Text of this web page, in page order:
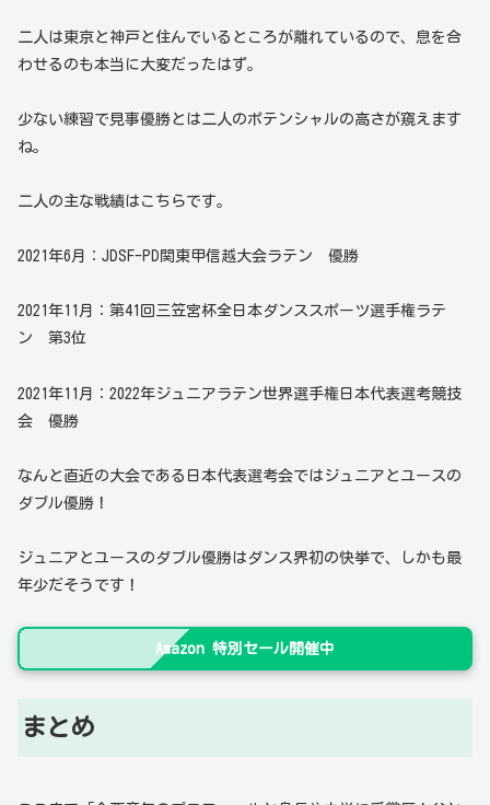
二人は東京と神戸と住んでいるところが離れているので、息を合
わせるのも本当に大変だったはず。
少ない練習で見事優勝とは二人のポテンシャルの高さが窺えます
ね。
二人の主な戦績はこちらです。
2021年6月：JDSF-PD関東甲信越大会ラテン 優勝
2021年11月：第41回三笠宮杯全日本ダンススポーツ選手権ラテ
ン 第3位
2021年11月：2022年ジュニアラテン世界選手権日本代表選考競技
会 優勝
なんと直近の大会である日本代表選考会ではジュニアとユースの
ダブル優勝！
ジュニアとユースのダブル優勝はダンス界初の快挙で、しかも最
年少だそうです！
Amazon 特別セール開催中
まとめ